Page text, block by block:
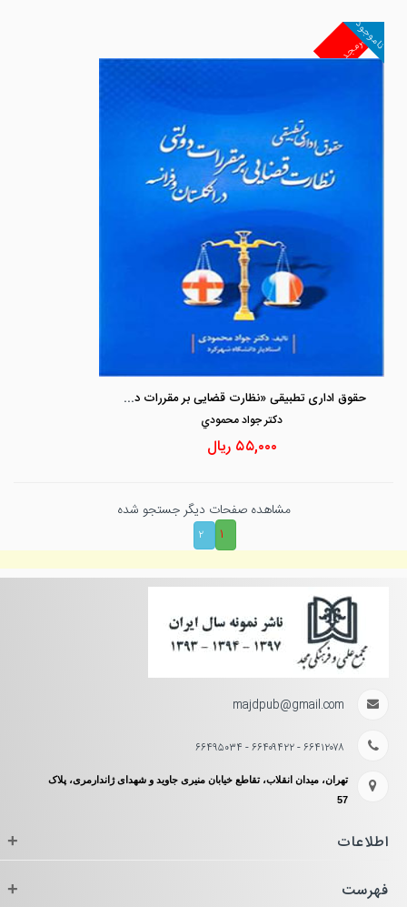
غیرمجد
ناموجود
حقوق اداری تطبیقی «نظارت قضایی بر مقررات دولتی در انگلستان و فرانسه»
دكتر جواد محمودي
۵۵,۰۰۰ ریال
مشاهده صفحات دیگر جستجو شده
۱
۲
majdpub@gmail.com
۶۶۴۱۲۰۷۸ - ۶۶۴۰۹۴۲۲ - ۶۶۴۹۵۰۳۴
تهران، میدان انقلاب، تقاطع خیابان منیری جاوید و شهدای ژاندارمری، پلاک
57
اطلاعات +
فهرست +